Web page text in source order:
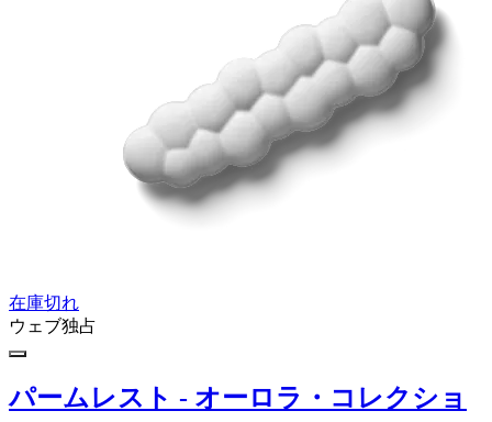
在庫切れ
ウェブ独占
パームレスト - オーロラ・コレクショ